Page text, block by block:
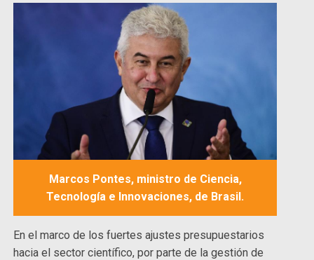
Marcos Pontes, ministro de Ciencia,
Tecnología e Innovaciones, de Brasil.
En el marco de los fuertes ajustes presupuestarios
hacia el sector científico, por parte de la gestión de